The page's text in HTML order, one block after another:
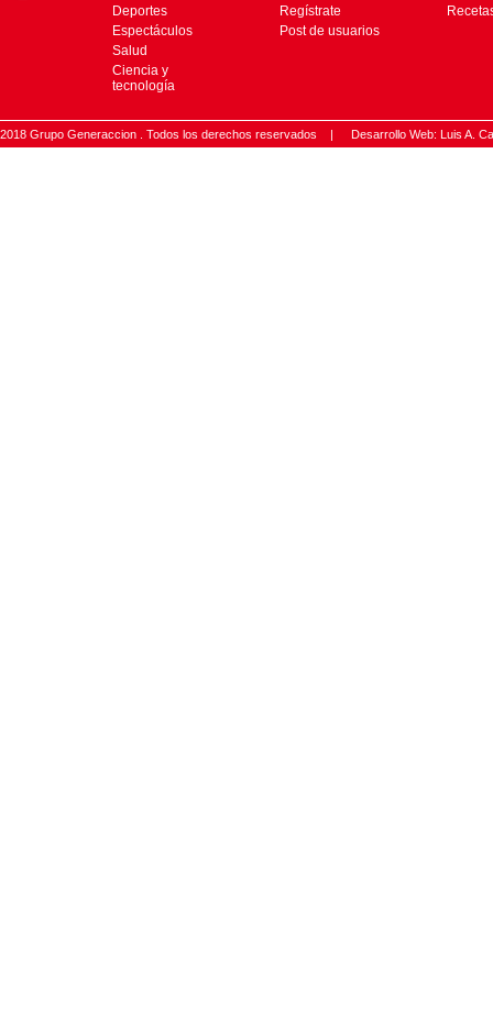
Deportes
Espectáculos
Salud
Ciencia y
tecnología
Regístrate
Post de usuarios
2018 Grupo Generaccion . Todos los derechos reservados | Desarrollo Web: Luis